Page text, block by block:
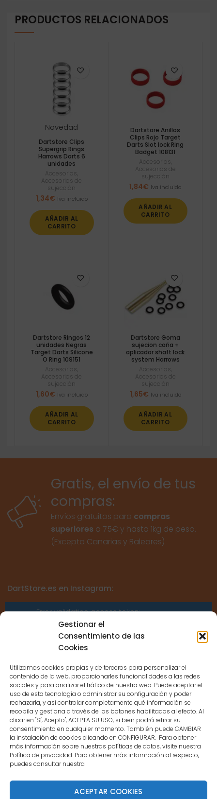
Gestionar el
Consentimiento de las
Cookies
Utilizamos cookies propias y de terceros para personalizar el
contenido de la web, proporcionarles funcionalidades a las redes
sociales y para analizar el tráfico de nuestra web. Puede aceptar el
uso de esta tecnología o administrar su configuración y poder
rechazarla, y así controlar completamente qué información se
recopila y gestiona a través de los botones habilitados al efecto. Al
clicar en "Sí, Acepto", ACEPTA SU USO, si bien podrá retirar su
consentimiento en cualquier momento. También puede CAMBIAR
la instalación de cookies clicando en CONFIGURAR. Para obtener
más información sobre nuestras políticas de datos, visite nuestra
Política de privacidad. Para obtener más información al respecto,
puedes consultar nuestra
ACEPTAR COOKIES
PRODUCTOS RELACIONADOS
Novedad
Dartstore Clips
Supergrip Rings
Harrows Darts 6
unidades
Accesorios
Accesorios de
sujección
1,34€ Iva incluido
AÑADIR AL
CARRITO
Dartstore Anillos
Clips Rojo Target
Darts Slot lock Ring
Badget 108131
Accesorios
Accesorios de
sujección
1,84€ Iva incluido
AÑADIR AL
CARRITO
Dartstore Ringos 12
unidades Negras
Target Darts Silicone
O Ring 109151
Accesorios
Accesorios de
sujección
1,60€ Iva incluido
AÑADIR AL
CARRITO
Dartstore Goma
sujecion caña +
aplicador shaft lock
system Harrows
Accesorios
Accesorios de
sujección
1,65€ Iva incluido
AÑADIR AL
CARRITO
Gratis, el envío de tus
compras:
Envíos gratuitos para compras
superiores a 75€ y hasta 1kg de peso.
(Excepto Canarias y Baleares)
DartStore.es en Instagram:
Error validating access token:
Sessions for the user are not allowed
because the user is not a confirmed
CONTACTO
MENÚ PRINCIPAL
MI CUENTA
DOCUMENTACIÓN